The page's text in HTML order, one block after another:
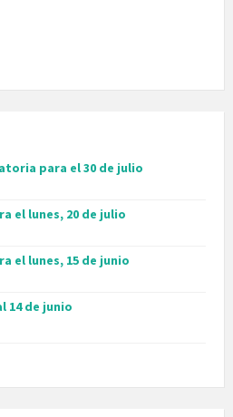
para el 30 de julio
el lunes, 20 de julio
el lunes, 15 de junio
14 de junio